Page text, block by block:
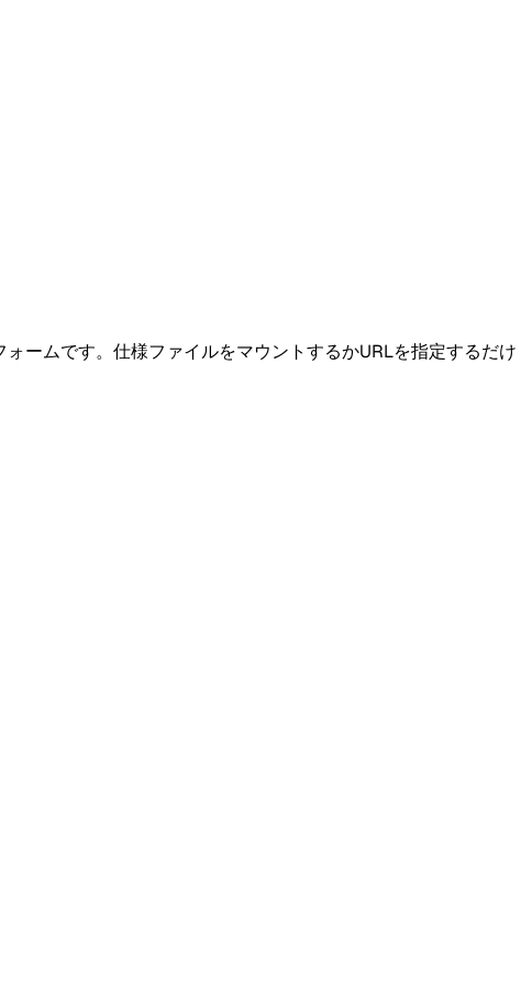
ームです。仕様ファイルをマウントするかURLを指定するだけ